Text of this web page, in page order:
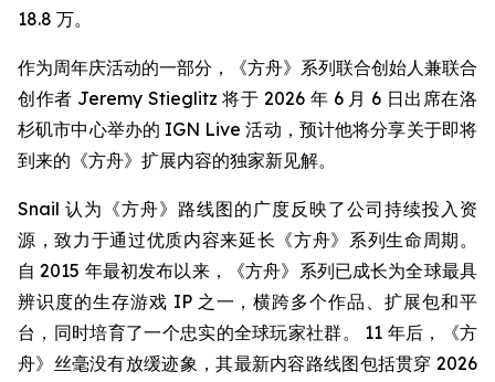
18.8 万。
作为周年庆活动的一部分，《方舟》系列联合创始人兼联合
创作者 Jeremy Stieglitz 将于 2026 年 6 月 6 日出席在洛
杉矶市中心举办的 IGN Live 活动，预计他将分享关于即将
到来的《方舟》扩展内容的独家新见解。
Snail 认为《方舟》路线图的广度反映了公司持续投入资
源，致力于通过优质内容来延长《方舟》系列生命周期。
自 2015 年最初发布以来，《方舟》系列已成长为全球最具
辨识度的生存游戏 IP 之一，横跨多个作品、扩展包和平
台，同时培育了一个忠实的全球玩家社群。 11 年后，《方
舟》丝毫没有放缓迹象，其最新内容路线图包括贯穿 2026